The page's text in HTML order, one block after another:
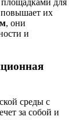
повышает их
, они
и
среды с
за собой и